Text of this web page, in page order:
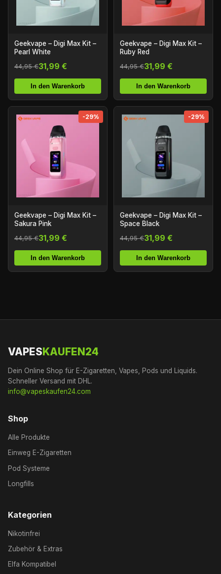
Geekvape – Digi Max Kit –
Pearl White
44,95 €31,99 €
In den Warenkorb
Geekvape – Digi Max Kit –
Ruby Red
44,95 €31,99 €
In den Warenkorb
-29%
Geekvape – Digi Max Kit –
Sakura Pink
44,95 €31,99 €
In den Warenkorb
-29%
Geekvape – Digi Max Kit –
Space Black
44,95 €31,99 €
In den Warenkorb
VAPESKAUFEN24
Dein Online Shop für E-Zigaretten, Vapes, Pods und Liquids.
Schneller Versand mit DHL.
info@vapeskaufen24.com
Shop
Alle Produkte
Einweg E-Zigaretten
Pod Systeme
Longfills
Kategorien
Nikotinfrei
Zubehör & Extras
Elfa Kompatibel